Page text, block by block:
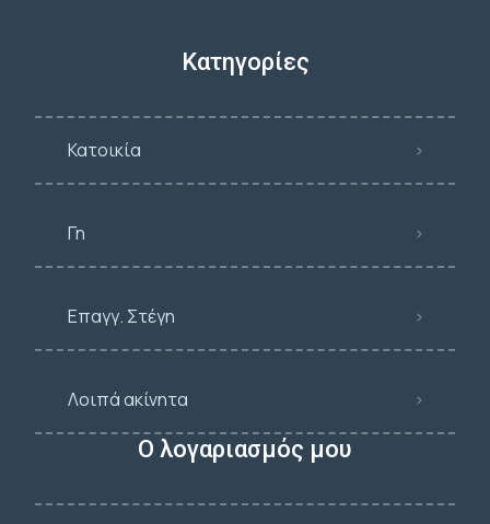
Κατηγορίες
Κατοικία
Γη
Επαγγ. Στέγη
Λοιπά ακίνητα
Ο λογαριασμός μου